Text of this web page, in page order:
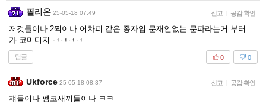
필리온 25-05-18 07:49 신고 공감 확인
저것들이나 2찍이나 어차피 같은 종자임 문재인없는 문파라는거 부터
가 코미디지 ㅋㅋㅋㅋ
답글 0
0
Ukforce 25-05-18 08:37 신고 공감 확인
쟤들이나 펨코새끼들이나 ㅋㅋ